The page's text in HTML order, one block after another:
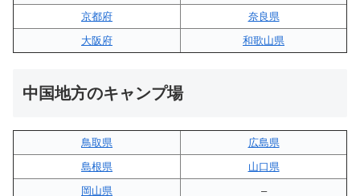
京都府
奈良県
大阪府
和歌山県
中国地方のキャンプ場
鳥取県
広島県
島根県
山口県
岡山県
–